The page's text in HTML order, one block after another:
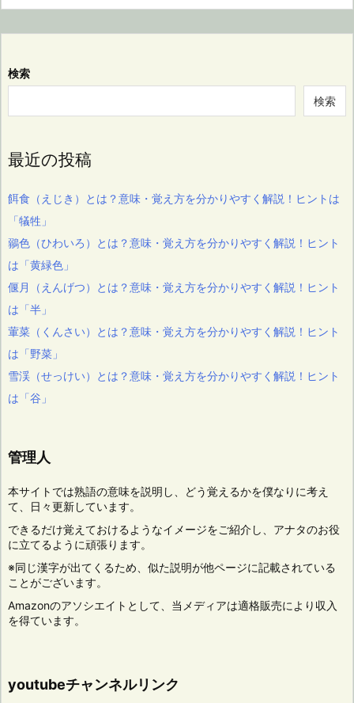
検索
検索
最近の投稿
餌食（えじき）とは？意味・覚え方を分かりやすく解説！ヒントは
「犠牲」
鶸色（ひわいろ）とは？意味・覚え方を分かりやすく解説！ヒント
は「黄緑色」
偃月（えんげつ）とは？意味・覚え方を分かりやすく解説！ヒント
は「半」
葷菜（くんさい）とは？意味・覚え方を分かりやすく解説！ヒント
は「野菜」
雪渓（せっけい）とは？意味・覚え方を分かりやすく解説！ヒント
は「谷」
管理人
本サイトでは熟語の意味を説明し、どう覚えるかを僕なりに考え
て、日々更新しています。
できるだけ覚えておけるようなイメージをご紹介し、アナタのお役
に立てるように頑張ります。
※同じ漢字が出てくるため、似た説明が他ページに記載されている
ことがございます。
Amazonのアソシエイトとして、当メディアは適格販売により収入
を得ています。
youtubeチャンネルリンク